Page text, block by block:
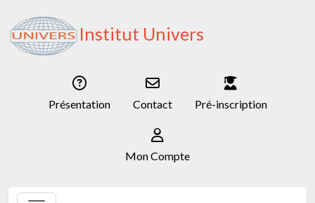
Institut Univers
Présentation Contact Pré-inscription
Mon Compte